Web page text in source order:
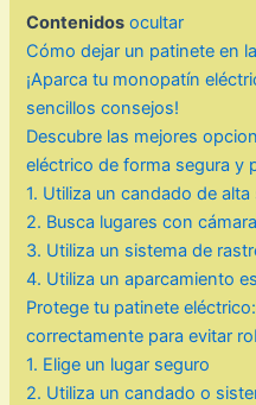
Contenidos ocultar
Cómo dejar un patinete en
¡Aparca tu monopatín
sencillos consejos!
Descubre las mejores
eléctrico de forma segura y
1. Utiliza un candado de alta
2. Busca lugares con
3. Utiliza un sistema de
4. Utiliza un aparcamiento
Protege tu patinete
correctamente para evitar
1. Elige un lugar seguro
2. Utiliza un candado o